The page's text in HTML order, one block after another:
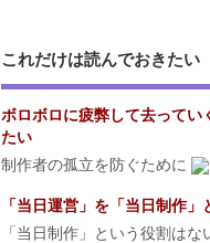
これだけは読んでおきたい
ボロボロに疲弊して去ってい
たい
制作者の孤立を防ぐために
「当日運営」を「当日制作
「当日制作」という役割はな